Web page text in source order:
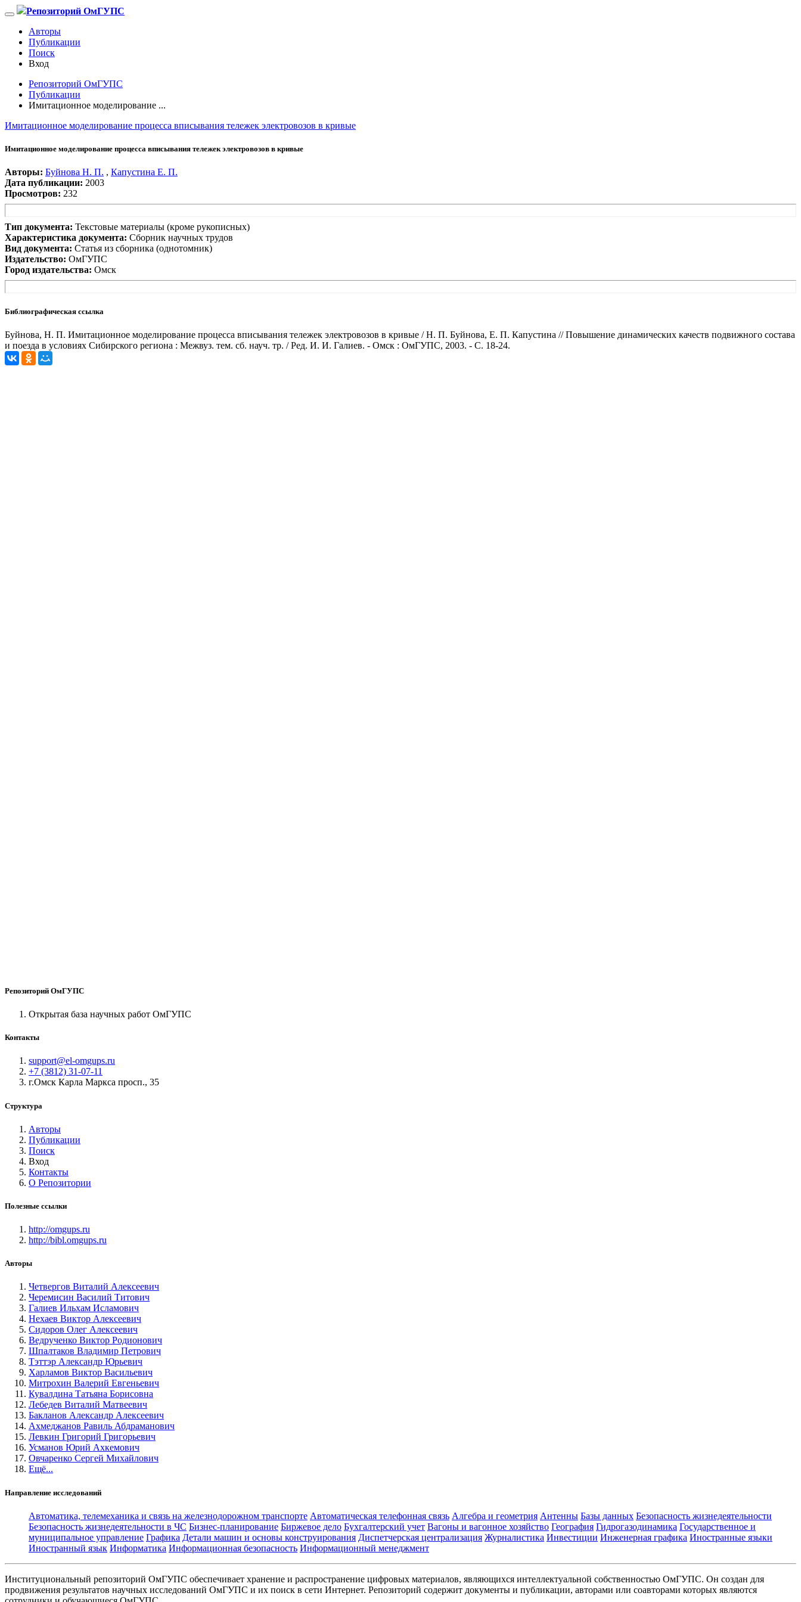
Репозиторий ОмГУПС
Авторы
Публикации
Поиск
Вход
Репозиторий ОмГУПС
Публикации
Имитационное моделирование ...
Имитационное моделирование процесса вписывания тележек электровозов в кривые
Имитационное моделирование процесса вписывания тележек электровозов в кривые
Авторы: Буйнова Н. П. , Капустина Е. П.
Дата публикации: 2003
Просмотров: 232
Тип документа: Текстовые материалы (кроме рукописных)
Характеристика документа: Сборник научных трудов
Вид документа: Статья из сборника (однотомник)
Издательство: ОмГУПС
Город издательства: Омск
Библиографическая ссылка
Буйнова, Н. П. Имитационное моделирование процесса вписывания тележек электровозов в кривые / Н. П. Буйнова, Е. П. Капустина // Повышение динамических качеств подвижного состава
и поезда в условиях Сибирского региона : Межвуз. тем. сб. науч. тр. / Ред. И. И. Галиев. - Омск : ОмГУПС, 2003. - С. 18-24.
Репозиторий ОмГУПС
Открытая база научных работ ОмГУПС
Контакты
support@el-omgups.ru
+7 (3812) 31-07-11
г.Омск Карла Маркса просп., 35
Структура
Авторы
Публикации
Поиск
Вход
Контакты
О Репозитории
Полезные ссылки
http://omgups.ru
http://bibl.omgups.ru
Авторы
Четвергов Виталий Алексеевич
Черемисин Василий Титович
Галиев Ильхам Исламович
Нехаев Виктор Алексеевич
Сидоров Олег Алексеевич
Ведрученко Виктор Родионович
Шпалтаков Владимир Петрович
Тэттэр Александр Юрьевич
Харламов Виктор Васильевич
Митрохин Валерий Евгеньевич
Кувалдина Татьяна Борисовна
Лебедев Виталий Матвеевич
Бакланов Александр Алексеевич
Ахмеджанов Равиль Абдраманович
Левкин Григорий Григорьевич
Усманов Юрий Ахкемович
Овчаренко Сергей Михайлович
Ещё...
Направление исследований
Автоматика, телемеханика и связь на железнодорожном транспорте Автоматическая телефонная связь Алгебра и геометрия Антенны Базы данных Безопасность жизнедеятельности
Безопасность жизнедеятельности в ЧС Бизнес-планирование Биржевое дело Бухгалтерский учет Вагоны и вагонное хозяйство География Гидрогазодинамика Государственное и
муниципальное управление Графика Детали машин и основы конструирования Диспетчерская централизация Журналистика Инвестиции Инженерная графика Иностранные языки
Иностранный язык Информатика Информационная безопасность Информационный менеджмент
Институциональный репозиторий ОмГУПС обеспечивает хранение и распространение цифровых материалов, являющихся интеллектуальной собственностью ОмГУПС. Он создан для
продвижения результатов научных исследований ОмГУПС и их поиск в сети Интернет. Репозиторий содержит документы и публикации, авторами или соавторами которых являются